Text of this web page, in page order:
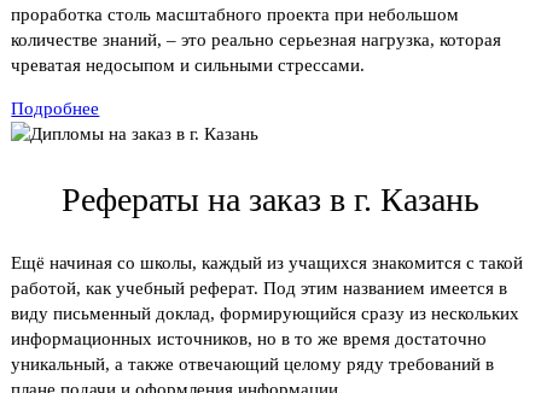
проработка столь масштабного проекта при небольшом
количестве знаний, – это реально серьезная нагрузка, которая
чреватая недосыпом и сильными стрессами.
Подробнее
Рефераты на заказ в г. Казань
Ещё начиная со школы, каждый из учащихся знакомится с такой
работой, как учебный реферат. Под этим названием имеется в
виду письменный доклад, формирующийся сразу из нескольких
информационных источников, но в то же время достаточно
уникальный, а также отвечающий целому ряду требований в